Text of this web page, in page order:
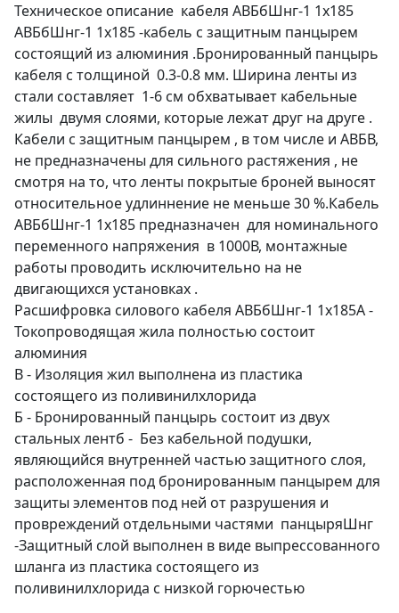
Техническое описание кабеля АВБбШнг-1 1х185
АВБбШнг-1 1х185 -кабель с защитным панцырем
состоящий из алюминия .Бронированный панцырь
кабеля с толщиной 0.3-0.8 мм. Ширина ленты из
стали составляет 1-6 см обхватывает кабельные
жилы двумя слоями, которые лежат друг на друге .
Кабели с защитным панцырем , в том числе и АВБВ,
не предназначены для сильного растяжения , не
смотря на то, что ленты покрытые броней выносят
относительное удлиннение не меньше 30 %.Кабель
АВБбШнг-1 1х185 предназначен для номинального
переменного напряжения в 1000В, монтажные
работы проводить исключительно на не
двигающихся установках .
Расшифровка силового кабеля АВБбШнг-1 1х185А -
Токопроводящая жила полностью состоит
алюминия
В - Изоляция жил выполнена из пластика
состоящего из поливинилхлорида
Б - Бронированный панцырь состоит из двух
стальных лентб - Без кабельной подушки,
являющийся внутренней частью защитного слоя,
расположенная под бронированным панцырем для
защиты элементов под ней от разрушения и
провреждений отдельными частями панцыряШнг
-Защитный слой выполнен в виде выпрессованного
шланга из пластика состоящего из
поливинилхлорида с низкой горючестью